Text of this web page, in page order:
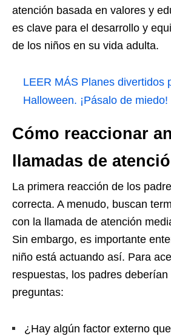
atención basada en valores y
es clave para el desarrollo y
de los niños en su vida adulta.
LEER MÁS Planes divertidos
Halloween. ¡Pásalo de miedo!
Cómo reaccionar
llamadas de
La primera reacción de los
correcta. A menudo, buscan
con la llamada de atención
Sin embargo, es importante
niño está actuando así. Para
respuestas, los padres
preguntas:
¿Hay algún factor externo